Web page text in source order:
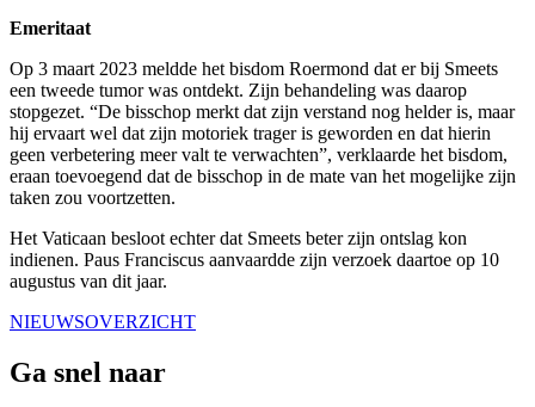
Emeritaat
Op 3 maart 2023 meldde het bisdom Roermond dat er bij Smeets
een tweede tumor was ontdekt. Zijn behandeling was daarop
stopgezet. “De bisschop merkt dat zijn verstand nog helder is, maar
hij ervaart wel dat zijn motoriek trager is geworden en dat hierin
geen verbetering meer valt te verwachten”, verklaarde het bisdom,
eraan toevoegend dat de bisschop in de mate van het mogelijke zijn
taken zou voortzetten.
Het Vaticaan besloot echter dat Smeets beter zijn ontslag kon
indienen. Paus Franciscus aanvaardde zijn verzoek daartoe op 10
augustus van dit jaar.
NIEUWSOVERZICHT
Ga snel naar